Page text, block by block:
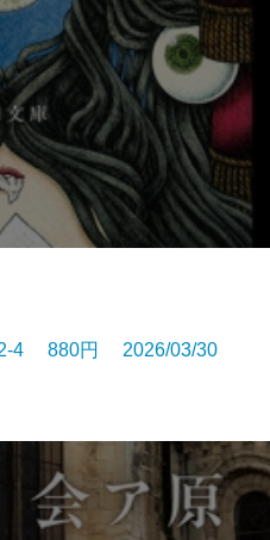
4 880円 2026/03/30